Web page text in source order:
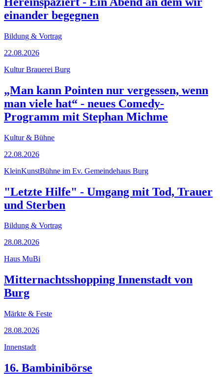
einander begegnen
Bildung & Vortrag
22.08.2026
Kultur Brauerei Burg
„Man kann Pointen nur vergessen, wenn
man viele hat“ - neues Comedy-
Programm mit Stephan Michme
Kultur & Bühne
22.08.2026
KleinKunstBühne im Ev. Gemeindehaus Burg
"Letzte Hilfe" - Umgang mit Tod, Trauer
und Sterben
Bildung & Vortrag
28.08.2026
Haus MuBi
Mitternachtsshopping Innenstadt von
Burg
Märkte & Feste
28.08.2026
Innenstadt
16. Bambinibörse